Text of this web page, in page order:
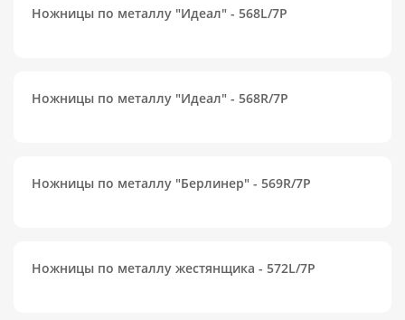
Ножницы по металлу "Идеал" - 568L/7P
Ножницы по металлу "Идеал" - 568R/7P
Ножницы по металлу "Берлинер" - 569R/7P
Ножницы по металлу жестянщика - 572L/7P